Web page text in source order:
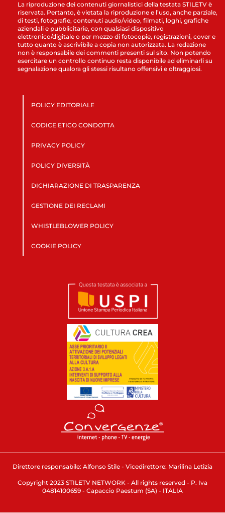
La riproduzione dei contenuti giornalistici della testata STILETV è
riservata. Pertanto, è vietata la riproduzione e l’uso, anche parziale,
di testi, fotografie, contenuti audio/video, filmati, loghi, grafiche
aziendali e pubblicitarie, con qualsiasi dispositivo
elettronico/digitale o per mezzo di fotocopie, registrazioni, cover e
tutto quanto è ascrivibile a copia non autorizzata. La redazione
non è responsabile dei commenti presenti sul sito. Non potendo
esercitare un controllo continuo resta disponibile ad eliminarli su
segnalazione qualora gli stessi risultano offensivi e oltraggiosi.
POLICY EDITORIALE
CODICE ETICO CONDOTTA
PRIVACY POLICY
POLICY DIVERSITÀ
DICHIARAZIONE DI TRASPARENZA
GESTIONE DEI RECLAMI
WHISTLEBLOWER POLICY
COOKIE POLICY
Direttore responsabile: Alfonso Stile - Vicedirettore: Marilina Letizia
Copyright 2023 STILETV NETWORK - All rights reserved - P. Iva
04814100659 - Capaccio Paestum (SA) - ITALIA